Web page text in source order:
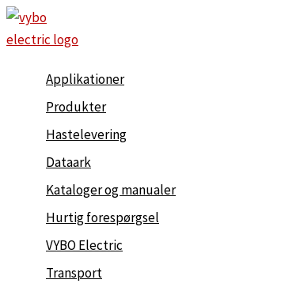
Gå
til
Applikationer
Produkter
Hastelevering
Dataark
Kataloger og manualer
Hurtig forespørgsel
VYBO Electric
Transport